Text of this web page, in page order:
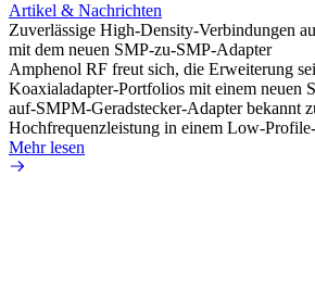
Artikel & Nachrichten
Zuverlässige High-Density-Verbindungen
mit dem neuen SMP-zu-SMP-Adapter
Amphenol RF freut sich, die Erweiterung
Koaxialadapter-Portfolios mit einem neuen
auf-SMPM-Geradstecker-Adapter bekannt
Hochfrequenzleistung in einem Low-
Mehr lesen